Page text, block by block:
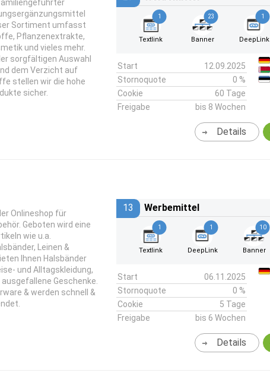
Sortiment umfasst
Pflanzenextrakte,
und vieles mehr.
sorgfältigen Auswahl
dem Verzicht auf
stellen wir die hohe
sicher.
1
Textlink
23
Banner
1
DeepLink
Start
12.09.2025
Stornoquote
0 %
Cookie
60 Tage
Freigabe
bis 8 Wochen
Details
Onlineshop für
Geboten wird eine
wie u.a.
Leinen &
Ihnen Halsbänder
und Alltagskleidung,
Geschenke.
& werden schnell &
13 Werbemittel
1
Textlink
1
DeepLink
10
Banner
Start
06.11.2025
Stornoquote
0 %
Cookie
5 Tage
Freigabe
bis 6 Wochen
Details